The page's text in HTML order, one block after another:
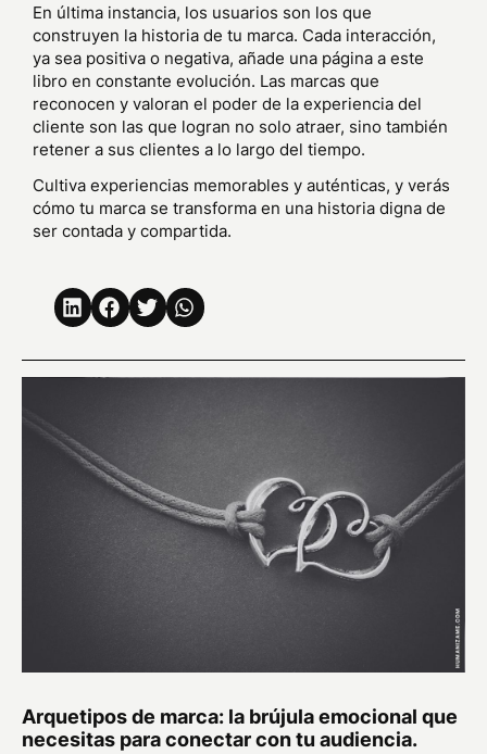
En última instancia, los usuarios son los que
construyen la historia de tu marca. Cada interacción,
ya sea positiva o negativa, añade una página a este
libro en constante evolución. Las marcas que
reconocen y valoran el poder de la experiencia del
cliente son las que logran no solo atraer, sino también
retener a sus clientes a lo largo del tiempo.
Cultiva experiencias memorables y auténticas, y verás
cómo tu marca se transforma en una historia digna de
ser contada y compartida.
Arquetipos de marca: la brújula emocional que
necesitas para conectar con tu audiencia.